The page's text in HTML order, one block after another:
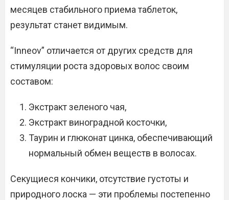
месяцев стабильного приема таблеток,
результат станет видимым.
“Inneov” отличается от других средств для
стимуляции роста здоровых волос своим
составом:
Экстракт зеленого чая,
Экстракт виноградной косточки,
Таурин и глюконат цинка, обеспечивающий
нормальный обмен веществ в волосах.
Секущиеся кончики, отсутствие густоты и
природного лоска — эти проблемы постепенно